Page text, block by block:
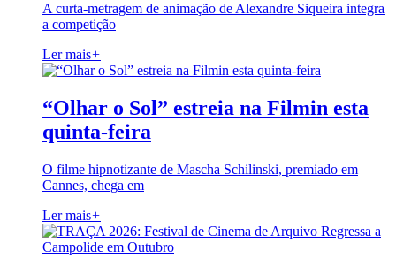
A curta-metragem de animação de Alexandre Siqueira integra
a competição
Ler mais+
“Olhar o Sol” estreia na Filmin esta
quinta-feira
O filme hipnotizante de Mascha Schilinski, premiado em
Cannes, chega em
Ler mais+